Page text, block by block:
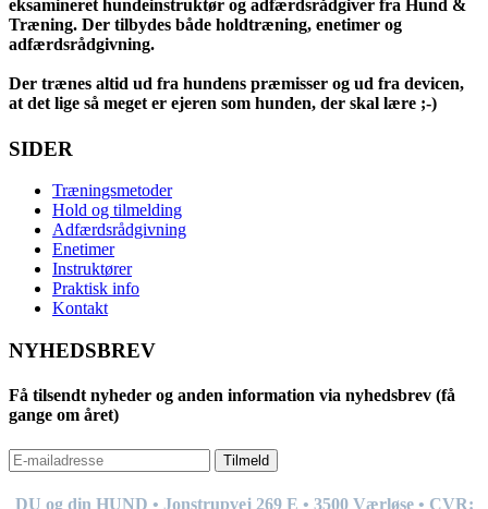
eksamineret hundeinstruktør og adfærdsrådgiver fra Hund &
Træning. Der tilbydes både holdtræning, enetimer og
adfærdsrådgivning.
Der trænes altid ud fra hundens præmisser og ud fra devicen,
at det lige så meget er ejeren som hunden, der skal lære ;-)
SIDER
Træningsmetoder
Hold og tilmelding
Adfærdsrådgivning
Enetimer
Instruktører
Praktisk info
Kontakt
NYHEDSBREV
Få tilsendt nyheder og anden information via nyhedsbrev (få
gange om året)
Tilmeld
DU og din HUND • Jonstrupvej 269 E • 3500 Værløse • CVR: